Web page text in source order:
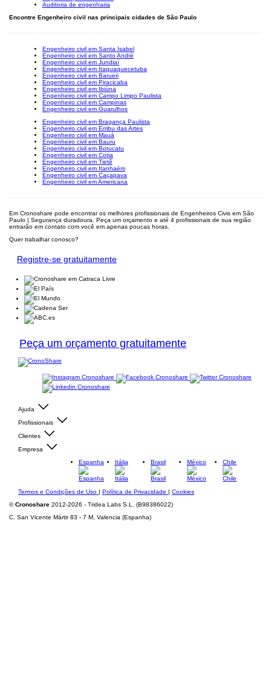
Auditoria de engenharia
Encontre Engenheiro civil nas principais cidades de São Paulo
Engenheiro civil em Santa Isabel
Engenheiro civil em Santo André
Engenheiro civil em Jundiaí
Engenheiro civil em Itaquaquecetuba
Engenheiro civil em Barueri
Engenheiro civil em Piracicaba
Engenheiro civil em Ibiúna
Engenheiro civil em Campo Limpo Paulista
Engenheiro civil em Campinas
Engenheiro civil em Guarulhos
Engenheiro civil em Bragança Paulista
Engenheiro civil em Embu das Artes
Engenheiro civil em Mauá
Engenheiro civil em Bauru
Engenheiro civil em Botucatu
Engenheiro civil em Cotia
Engenheiro civil em Tietê
Engenheiro civil em Itanhaém
Engenheiro civil em Caçapava
Engenheiro civil em Americana
Em Cronoshare pode encontrar os melhores profissionais de Engenheiros Civis em São
Paulo | Segurança duradoura. Peça um orçamento e até 4 profissionais de sua região
entrarão em contato com você em apenas poucas horas.
Quer trabalhar conosco?
Registre-se gratuitamente
Peça um orçamento gratuitamente
Ajuda
Profissionais
Clientes
Empresa
Espanha
Itália Brasil México Chile
Termos e Condições de Uso | Política de Privacidade | Cookies
©Cronoshare 2012-2026 - Tridea Labs S.L. (B98386022)
C. San Vicente Mártir 83 - 7 M, Valencia (Espanha)